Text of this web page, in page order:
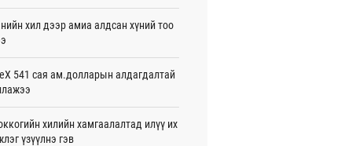
16 цаг 01 мин
Бангладешт эргэн ирэхээ
15 цаг 58 мин
15 цаг 54 мин
хил дээр амиа алдсан хүний тоо
541 сая ам.долларын алдагдалтай
хилийн хамгаалалтад илүү их
үзүүлнэ гэв